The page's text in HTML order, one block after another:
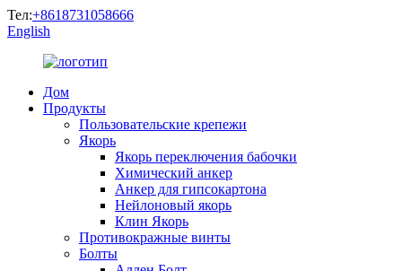
Тел:+8618731058666
English
Дом
Продукты
Пользовательские крепежи
Якорь
Якорь переключения бабочки
Химический анкер
Анкер для гипсокартона
Нейлоновый якорь
Клин Якорь
Противокражные винты
Болты